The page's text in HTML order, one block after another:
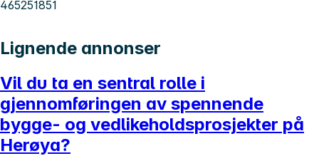
465251851
Lignende annonser
Vil du ta en sentral rolle i
gjennomføringen av spennende
bygge- og vedlikeholdsprosjekter på
Herøya?